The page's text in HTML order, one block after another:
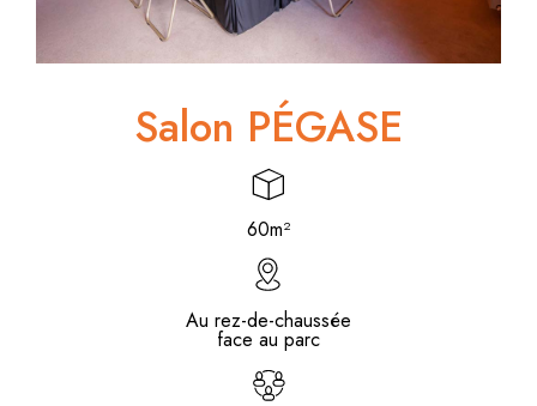
Salon PÉGASE
60m²
Au rez-de-chaussée
face au parc